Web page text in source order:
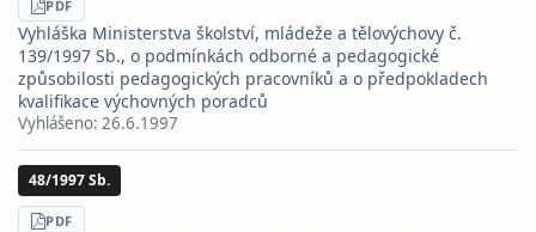
STÁHNOUT
PDF
Vyhláška Ministerstva školství, mládeže a tělovýchovy č.
139/1997 Sb., o podmínkách odborné a pedagogické
způsobilosti pedagogických pracovníků a o předpokladech
kvalifikace výchovných poradců
Vyhlášeno: 26.6.1997
48/1997 Sb.
STÁHNOUT